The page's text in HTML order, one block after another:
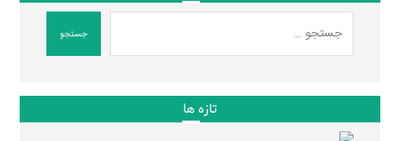
جستجو
تازه ها